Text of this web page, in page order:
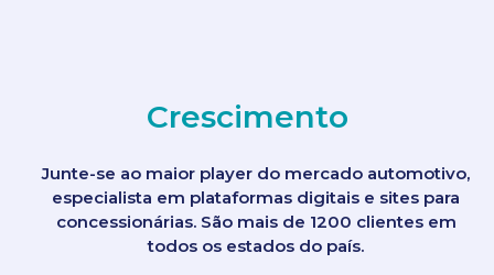
Crescimento
Junte-se ao maior player do mercado automotivo,
especialista em plataformas digitais e sites para
concessionárias. São mais de 1200 clientes em
todos os estados do país.